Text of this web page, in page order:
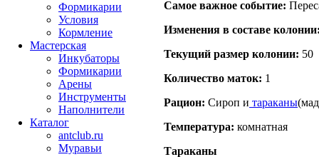
Самое важное событие:
Изменения в составе
Текущий размер кoлонии: 50
Количество маток: 1
Рацион: Сироп и тараканы
Температура: комнатная
Тараканы
Формикарии
Условия
Кормление
Мастерская
Инкубаторы
Формикарии
Арены
Инструменты
Наполнители
Каталог
antclub.ru
Муравьи